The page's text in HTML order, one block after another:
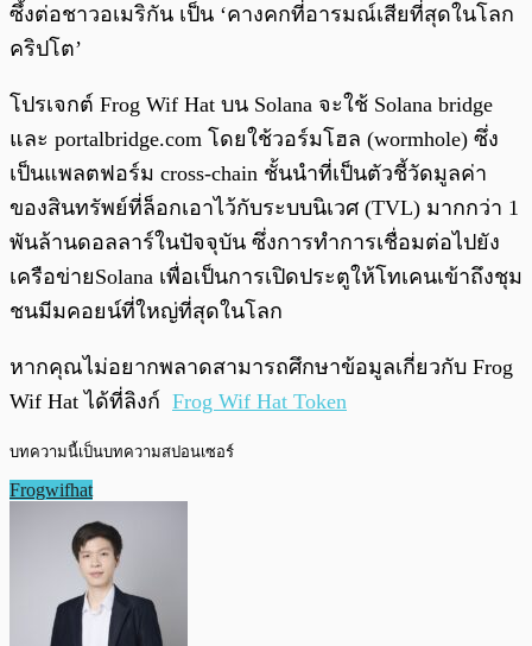
ซึ้งต่อชาวอเมริกัน เป็น ‘คางคกที่อารมณ์เสียที่สุดในโลก
คริปโต’
โปรเจกต์ Frog Wif Hat บน Solana จะใช้ Solana bridge
และ portalbridge.com โดยใช้วอร์มโฮล (wormhole) ซึ่ง
เป็นแพลตฟอร์ม cross-chain ชั้นนำที่เป็นตัวชี้วัดมูลค่า
ของสินทรัพย์ที่ล็อกเอาไว้กับระบบนิเวศ (TVL) มากกว่า 1
พันล้านดอลลาร์ในปัจจุบัน ซึ่งการทำการเชื่อมต่อไปยัง
เครือข่ายSolana เพื่อเป็นการเปิดประตูให้โทเคนเข้าถึงชุม
ชนมีมคอยน์ที่ใหญ่ที่สุดในโลก
หากคุณไม่อยากพลาดสามารถศึกษาข้อมูลเกี่ยวกับ Frog
Wif Hat ได้ที่ลิงก์ Frog Wif Hat Token
บทความนี้เป็นบทความสปอนเซอร์
Frogwifhat